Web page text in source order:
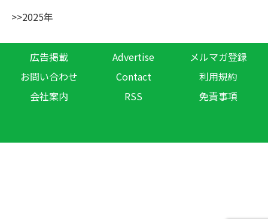
>>2025年
広告掲載 Advertise
メルマガ登録
お問い合わせ
Contact
利用規約
会社案内
RSS 免責事項